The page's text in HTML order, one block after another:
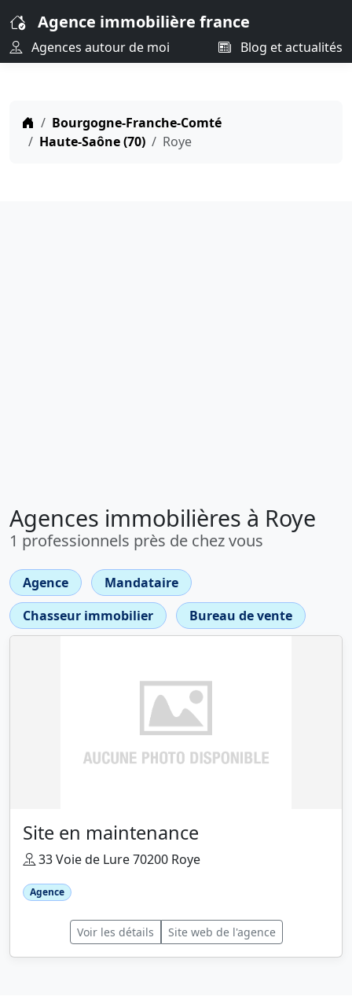
Agence immobilière france
Agences autour de moi Blog et actualités
Bourgogne-Franche-Comté
Haute-Saône (70)
Roye
Agences immobilières à Roye
1 professionnels près de chez vous
Agence
Mandataire
Chasseur immobilier
Bureau de vente
Site en maintenance
33 Voie de Lure 70200 Roye
Agence
Voir les détails Site web de l'agence